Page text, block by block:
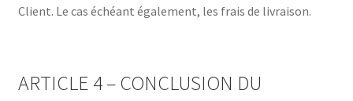
Client. Le cas échéant également, les frais de livraison.
ARTICLE 4 – CONCLUSION DU